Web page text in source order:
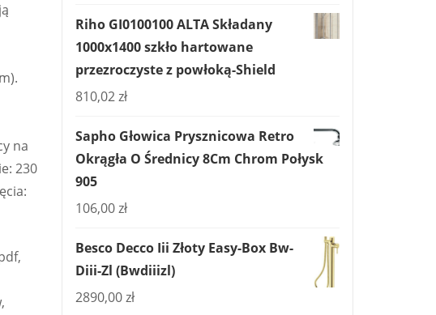
na
230
Riho GI0100100 ALTA Składany
1000x1400 szkło hartowane
przezroczyste z powłoką-Shield
810,02zł
Sapho Głowica Prysznicowa Retro
Okrągła O Średnicy 8Cm Chrom Połysk
905
106,00zł
Besco Decco Iii Złoty Easy-Box Bw-
Diii-Zl (Bwdiiizl)
2890,00zł